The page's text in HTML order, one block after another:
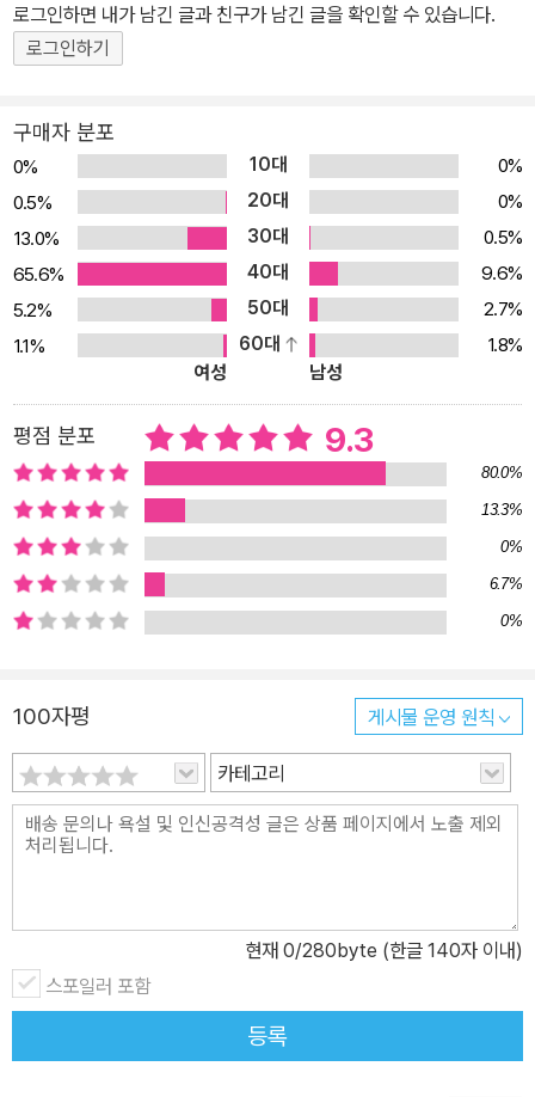
‘인싸’와 ‘아싸’가 유행처럼 번져 나가며 어떻게 해서든 ‘인싸’가 되려
고 노력하는 모습들도 늘어간다. 누군가 “개성 있네!” 하는 말이 좋게
개성마저 유행이 되는 시대에, 자기 자신을 마음껏 사랑하고 받아들
이는 캐릭터 ‘금동기’를 마주한다는 건 더없이 반갑고 특별한 경험이
다. 지금 여기의 어린이들이 ‘서로 다름’을 차별이 아닌 차이로 알아
갈 수 있도록 이끌기 때문이다. 다만, 이토록 자신만만한 동기도 서툰
구석이 많다. 오랫동안 바라온 ‘전교 회장’ 자리를 얼떨결에 차지했지
만 자신이 무엇을 실수했고 어떤 부분을 잘못했는지 되돌아보지 못한
다. 잘해 보려는 마음이 너무 과한 나머지 갈수록 아이들과 사이가 멀
어지고 원치 않은 갈등만 커지고 만다. ‘평범한 학생’ 동기가 ‘전교 회
보는 동안 우리는 여러 가지 물음을 갖게 된다. “권력이 있으면 무조
건 좋을까?” “자신감과 자만감은 무슨 차이지?” “친구들에게 진정한
믿음을 주려면 어떻게 소통해야 할까?” “좋은 리더는 누구일까?” ‘잘
뽑은’ 전교 회장이 되어 친구들의 사랑을 듬뿍 받고 싶었지만 ‘잘못 뽑
아도 한참 잘못 뽑은’ 전교 회장으로 낙인찍힌 동기. 생각지 못한 갈등
에 처하는 동기를 통해 우리는 자만감이 아닌 자신감을, 견제가 아닌
이해를, 배타심이 아닌 포용력을 자연스레 알아 간다. 그 과정 속에 가
행동을 깨닫고 친구들에게 진심을 전하는 금동기의 변화된 모습은 어
린이 독자들에게 깊은 감동을 전할 것이다.
로그인하면 내가 남긴 글과 친구가 남긴 글을 확인할 수 있습니다.
로그인하기
구매자 분포
0% 10대
0%
0.5%
20대
0%
13.0%
30대
0.5%
65.6%
40대
9.6%
5.2%
50대
2.7%
1.1%
60대
1.8%
여성
남성
평점 분포 9.3
80.0%
13.3%
0%
6.7%
0%
100자평 게시물 운영 원칙
카테고리
현재 0/280byte (한글 140자 이내)
스포일러 포함
등록